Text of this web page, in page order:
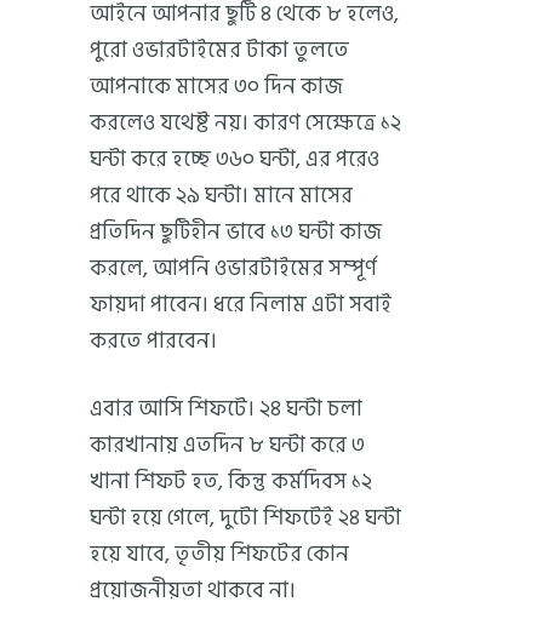
আইনে আপনার ছুটি ৪ থেকে ৮ হলেও,
পুরো ওভারটাইমের টাকা তুলতে
আপনাকে মাসের ৩০ দিন কাজ
করলেও যথেষ্ট নয়। কারণ সেক্ষেত্রে ১২
ঘন্টা করে হচ্ছে ৩৬০ ঘন্টা, এর পরেও
পরে থাকে ২৯ ঘন্টা। মানে মাসের
প্রতিদিন ছুটিহীন ভাবে ১৩ ঘন্টা কাজ
করলে, আপনি ওভারটাইমের সম্পূর্ণ
ফায়দা পাবেন। ধরে নিলাম এটা সবাই
করতে পারবেন।
এবার আসি শিফটে। ২৪ ঘন্টা চলা
কারখানায় এতদিন ৮ ঘন্টা করে ৩
খানা শিফট হত, কিন্তু কর্মদিবস ১২
ঘন্টা হয়ে গেলে, দুটো শিফটেই ২৪ ঘন্টা
হয়ে যাবে, তৃতীয় শিফটের কোন
প্রয়োজনীয়তা থাকবে না।